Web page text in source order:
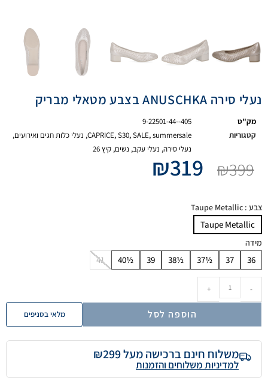
נעלי סירה ANUSCHKA בצבע מטאלי מבריק
מק"ט
9-22501-44--405
קטגוריות
CAPRICE,S30,SALE,summersale
, נעלי כלות חגים ואירועים,
נעלי סירה, נעלי עקב, נשים, קיץ 26
₪399
₪319
צבע : Taupe Metallic
Taupe Metallic
מידה
36
37
37½
38½
39
40½
41
-
+
הוספה לסל מלאי בסניפים
משלוח חינם ברכישה מעל ₪299
למדיניות משלוחים והזמנות